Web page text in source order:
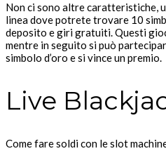
Non ci sono altre caratteristiche,
linea dove potrete trovare 10
deposito e giri gratuiti. Questi
mentre in seguito si può
simbolo d’oro e si vince un premio.
Live
Come fare soldi con le slot